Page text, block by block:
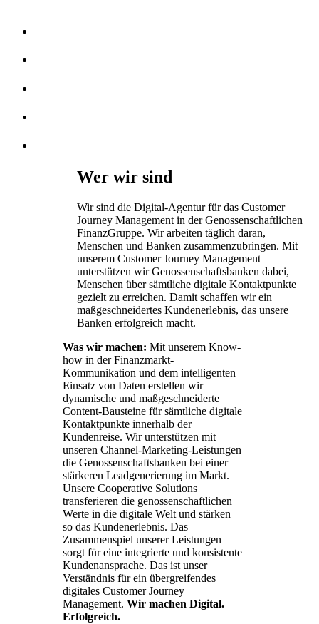
Wer wir sind
Wir sind die Digital-Agentur für das Customer
Journey Management in der Genossenschaftlichen
FinanzGruppe. Wir arbeiten täglich daran,
Menschen und Banken zusammenzubringen. Mit
unserem Customer Journey Management
unterstützen wir Genossenschaftsbanken dabei,
Menschen über sämtliche digitale Kontaktpunkte
gezielt zu erreichen. Damit schaffen wir ein
maßgeschneidertes Kundenerlebnis, das unsere
Banken erfolgreich macht.
Was wir machen: Mit unserem Know-
how in der Finanzmarkt-
Kommunikation und dem intelligenten
Einsatz von Daten erstellen wir
dynamische und maßgeschneiderte
Content-Bausteine für sämtliche digitale
Kontaktpunkte innerhalb der
Kundenreise. Wir unterstützen mit
unseren Channel-Marketing-Leistungen
die Genossenschaftsbanken bei einer
stärkeren Leadgenerierung im Markt.
Unsere Cooperative Solutions
transferieren die genossenschaftlichen
Werte in die digitale Welt und stärken
so das Kundenerlebnis. Das
Zusammenspiel unserer Leistungen
sorgt für eine integrierte und konsistente
Kundenansprache. Das ist unser
Verständnis für ein übergreifendes
digitales Customer Journey
Management. Wir machen Digital.
Erfolgreich.